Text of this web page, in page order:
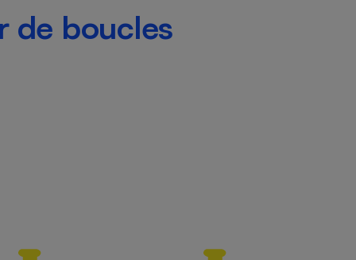
de boucles